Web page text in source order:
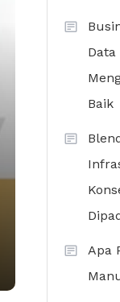
Baik
Apa